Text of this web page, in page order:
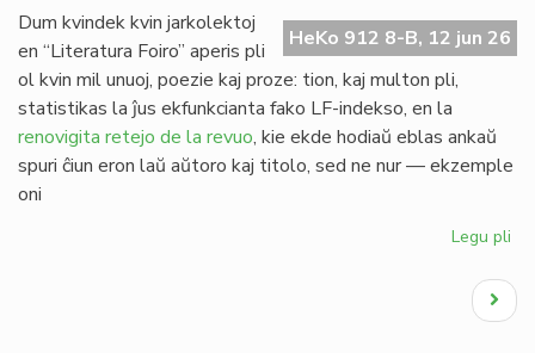
HeKo 912 8-B, 12 jun 26
Dum kvindek kvin jarkolektoj
en “Literatura Foiro” aperis pli
ol kvin mil unuoj, poezie kaj proze: tion, kaj multon pli,
statistikas la ĵus ekfunkcianta fako LF-indekso, en la
renovigita retejo de la revuo, kie ekde hodiaŭ eblas ankaŭ
spuri ĉiun eron laŭ aŭtoro kaj titolo, sed ne nur — ekzemple
oni
Legu pli
ol
Next
page